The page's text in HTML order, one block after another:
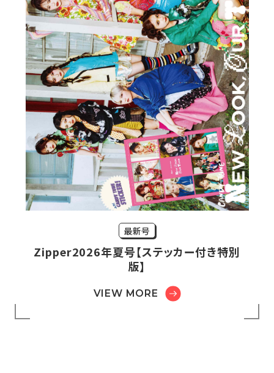
最新号
Zipper2026年夏号【ステッカー付き特別
版】
VIEW MORE